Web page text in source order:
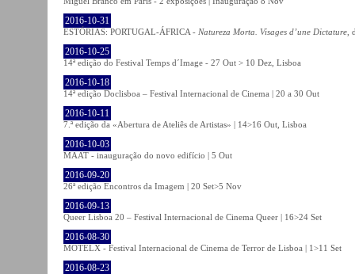
2016-10-31
ESTÓRIAS: PORTUGAL-ÁFRICA - Natureza Morta. Visages d’une Dictature
2016-10-25
14ª edição do Festival Temps d´Image - 27 Out > 10 Dez, Lisboa
2016-10-18
14ª edição Doclisboa – Festival Internacional de Cinema | 20 a 30 Out
2016-10-11
7.ª edição da «Abertura de Ateliês de Artistas» | 14>16 Out, Lisboa
2016-10-03
MAAT - inauguração do novo edifício | 5 Out
2016-09-20
26ª edição Encontros da Imagem | 20 Set>5 Nov
2016-09-13
Queer Lisboa 20 – Festival Internacional de Cinema Queer | 16>24 Set
2016-08-30
MOTELX - Festival Internacional de Cinema de Terror de Lisboa | 1>11 Set
2016-08-23